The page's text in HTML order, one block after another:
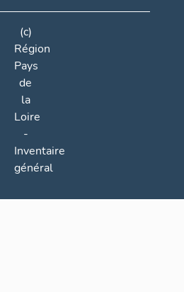
(c)
Région
Pays
de
la
Loire
-
Inventaire
général